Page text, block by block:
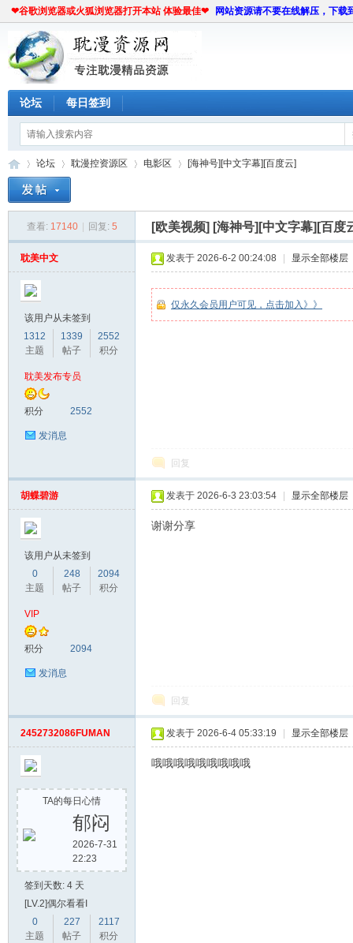
❤谷歌浏览器或火狐浏览器打开本站 体验最佳❤ 网站资源请不要在线解压，下载
论坛 每日签到
网
论坛
›
耽漫控资源区 电影区
›
[海神号][中文字幕][百度云]
查看: 17140 回复: 5 [欧美视频] [海神号][中文字幕][百度
耽美中文
该用户从未签到
1312
主题
1339
帖子
2552
积分
耽美发布专员
积分 2552
发消息
发表于 2026-6-2 00:24:08 显示全部楼层
仅永久会员用户可见，点击加入》》
回复
胡蝶碧游
该用户从未签到
0
主题
248
帖子
2094
积分
VIP
积分 2094
发消息
发表于 2026-6-3 23:03:54 显示全部楼层
谢谢分享
回复
2452732086FUMAN
TA的每日心情
郁闷
2026-7-31
22:23
签到天数: 4 天
[LV.2]偶尔看看I
0
主题
227
帖子
2117
积分
发表于 2026-6-4 05:33:19 显示全部楼层
哦哦哦哦哦哦哦哦哦